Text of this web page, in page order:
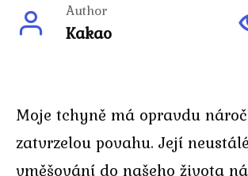
Author
Kakao
Moje tchyně má opravdu
zatvrzelou povahu. Její
vměšování do našeho života